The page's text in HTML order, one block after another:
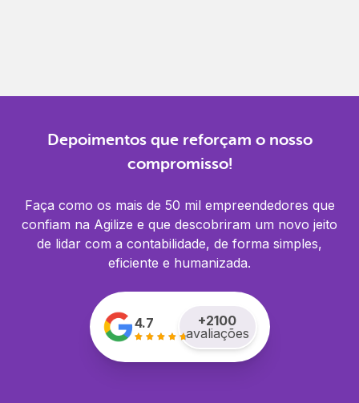
Depoimentos que reforçam o nosso
compromisso!
Faça como os mais de 50 mil empreendedores que
confiam na Agilize e que descobriram um novo jeito
de lidar com a contabilidade, de forma simples,
eficiente e humanizada.
4.7 +2100
avaliações